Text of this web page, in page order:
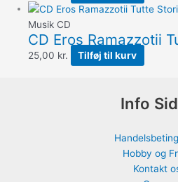
Musik CD
CD Eros Ramazzotii
25,00 kr. Tilføj til kurv
Info
Hobby og
Kontakt